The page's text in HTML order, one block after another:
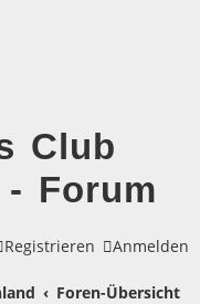
Club
Forum
Anmelden
Registrieren
Foren-Übersicht